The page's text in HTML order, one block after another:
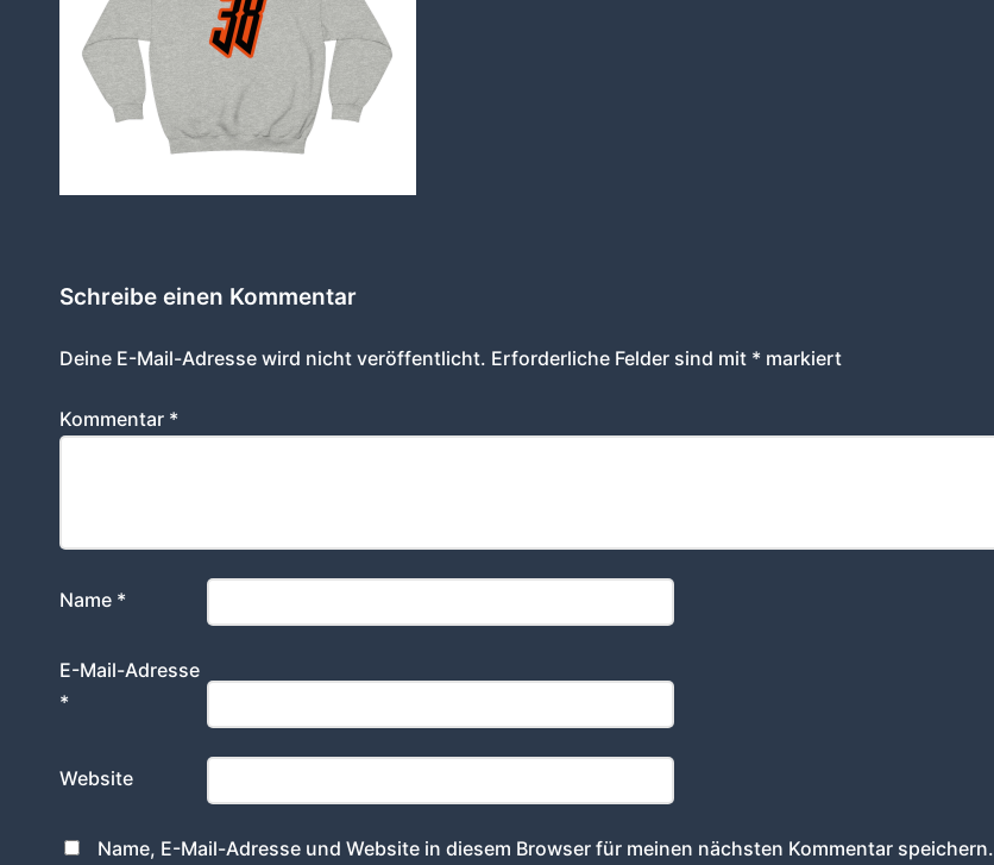
Schreibe einen Kommentar
Deine E-Mail-Adresse wird nicht veröffentlicht. Erforderliche Felder sind mit * markiert
Kommentar *
Name *
E-Mail-Adresse
*
Website
Name, E-Mail-Adresse und Website in diesem Browser für meinen nächsten Kommentar speichern.